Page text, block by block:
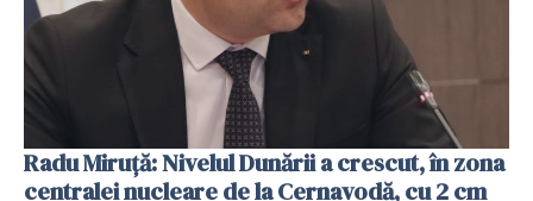
Radu Miruţă: Nivelul Dunării a crescut, în zona
centralei nucleare de la Cernavodă, cu 2 cm